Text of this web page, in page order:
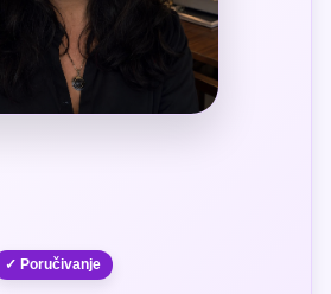
✓ Poručivanje